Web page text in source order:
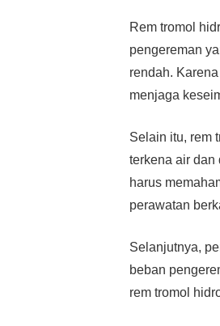
Rem tromol
pengereman
rendah.
menjaga
Selain itu, rem
terkena air dan
harus
perawatan
Selanjutnya,
beban
rem tromol